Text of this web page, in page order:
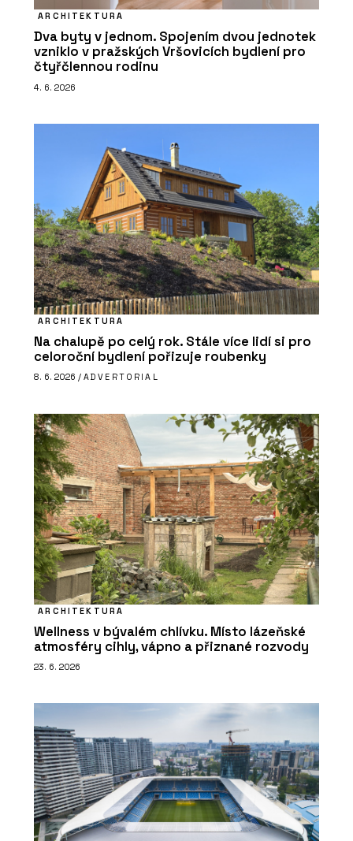
ARCHITEKTURA
Dva byty v jednom. Spojením dvou jednotek
vzniklo v pražských Vršovicích bydlení pro
čtyřčlennou rodinu
4. 6. 2026
ARCHITEKTURA
Na chalupě po celý rok. Stále více lidí si pro
celoroční bydlení pořizuje roubenky
8. 6. 2026 / ADVERTORIAL
ARCHITEKTURA
Wellness v bývalém chlívku. Místo lázeňské
atmosféry cihly, vápno a přiznané rozvody
23. 6. 2026